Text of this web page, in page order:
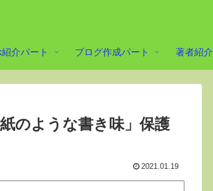
介パート ブログ作成パート 著者紹介
のような書き味」保護
2021.01.19